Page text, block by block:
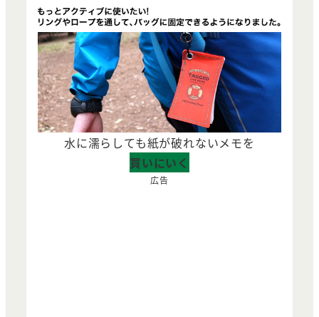
水に濡らしても紙が破れないメモを
買いにいく
広告